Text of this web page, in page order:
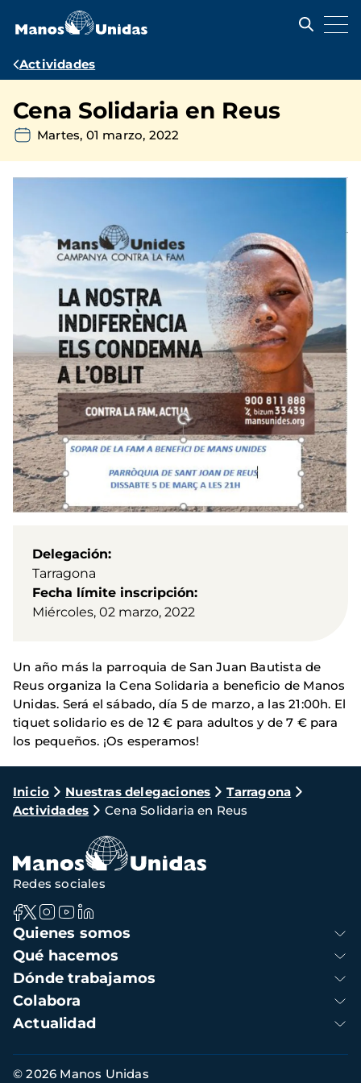
contenido
Ruta
navegación
Actividades
Cena Solidaria en Reus
Martes, 01 marzo, 2022
Delegación
Tarragona
Fecha límite inscripción
Miércoles, 02 marzo, 2022
Un año más la parroquia de San Juan Bautista de
Reus organiza la Cena Solidaria a beneficio de Manos
Unidas. Será el sábado, día 5 de marzo, a las 21:00h. El
tiquet solidario es de 12 € para adultos y de 7 € para
los pequeños. ¡Os esperamos!
Ruta
de
navegación
Inicio Nuestras delegaciones
Tarragona
Actividades
Cena Solidaria en Reus
Navegación
principal
Quienes somos
Qué hacemos
Dónde trabajamos
Colabora
Actualidad
Redes sociales
Información
© 2026 Manos Unidas